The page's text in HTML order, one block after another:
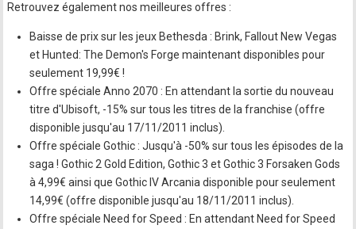
Retrouvez également nos meilleures offres :
Baisse de prix sur les jeux Bethesda : Brink, Fallout New Vegas
et Hunted: The Demon's Forge maintenant disponibles pour
seulement 19,99€ !
Offre spéciale Anno 2070 : En attendant la sortie du nouveau
titre d'Ubisoft, -15% sur tous les titres de la franchise (offre
disponible jusqu'au 17/11/2011 inclus).
Offre spéciale Gothic : Jusqu'à -50% sur tous les épisodes de la
saga ! Gothic 2 Gold Edition, Gothic 3 et Gothic 3 Forsaken Gods
à 4,99€ ainsi que Gothic IV Arcania disponible pour seulement
14,99€ (offre disponible jusqu'au 18/11/2011 inclus).
Offre spéciale Need for Speed : En attendant Need for Speed